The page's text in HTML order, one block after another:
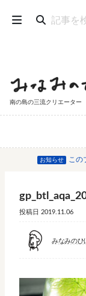
南の島の三流クリエーター
お知らせ この
投稿日 2019.11.06
みなみのひ